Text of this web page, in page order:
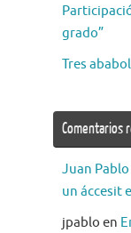
grado”
Tres
Comentarios
Juan Pablo
un áccesit
jpablo en